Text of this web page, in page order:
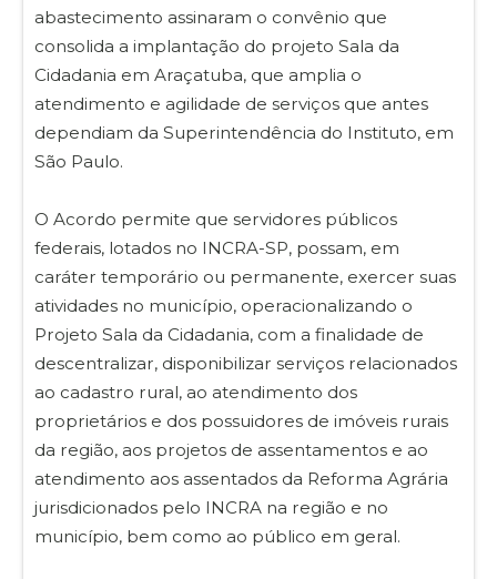
abastecimento assinaram o convênio que
consolida a implantação do projeto Sala da
Cidadania em Araçatuba, que amplia o
atendimento e agilidade de serviços que antes
dependiam da Superintendência do Instituto, em
São Paulo.
O Acordo permite que servidores públicos
federais, lotados no INCRA-SP, possam, em
caráter temporário ou permanente, exercer suas
atividades no município, operacionalizando o
Projeto Sala da Cidadania, com a finalidade de
descentralizar, disponibilizar serviços relacionados
ao cadastro rural, ao atendimento dos
proprietários e dos possuidores de imóveis rurais
da região, aos projetos de assentamentos e ao
atendimento aos assentados da Reforma Agrária
jurisdicionados pelo INCRA na região e no
município, bem como ao público em geral.